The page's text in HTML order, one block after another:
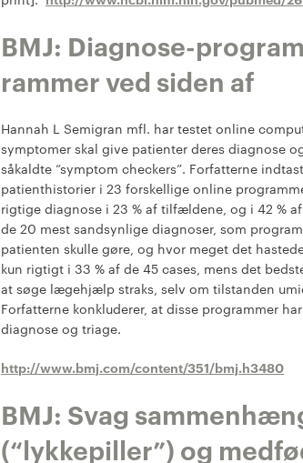
BMJ: Diagnose-
rammer ved siden af
Hannah L Semigran mfl. har testet online
symptomer skal give patienter deres diagnose
såkaldte “symptom checkers”. Forfatterne
patienthistorier i 23 forskellige online
rigtige diagnose i 23 % af tilfældene, og i 42 %
de 20 mest sandsynlige diagnoser, som
patienten skulle gøre, og hvor meget det
kun rigtigt i 33 % af de 45 cases, mens det
at søge lægehjælp straks, selv om tilstanden
Forfatterne konkluderer, at disse programmer
diagnose og triage.
http://www.bmj.com/content/351/bmj.h3480
BMJ: Svag
(“lykkepiller”) og